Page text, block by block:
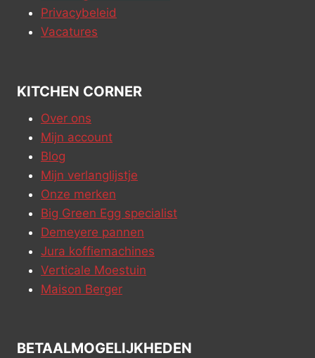
Privacybeleid
Vacatures
KITCHEN CORNER
Over ons
Mijn account
Blog
Mijn verlanglijstje
Onze merken
Big Green Egg specialist
Demeyere pannen
Jura koffiemachines
Verticale Moestuin
Maison Berger
BETAALMOGELIJKHEDEN